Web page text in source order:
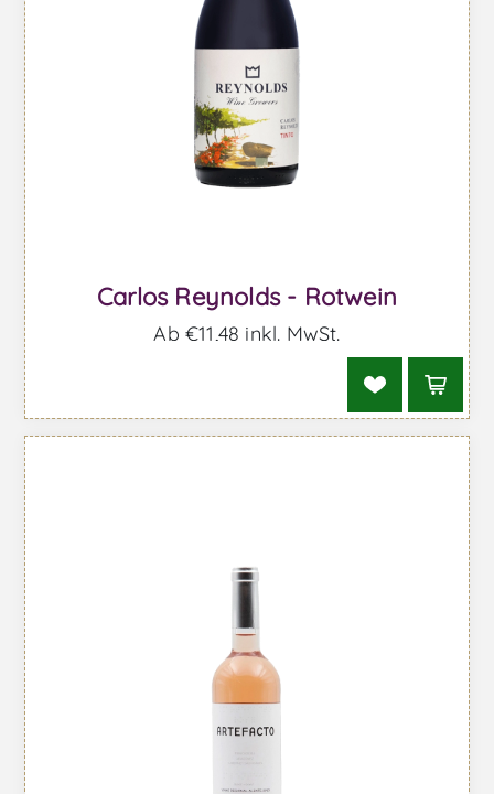
Carlos Reynolds - Rotwein
Ab €11,48 inkl. MwSt.